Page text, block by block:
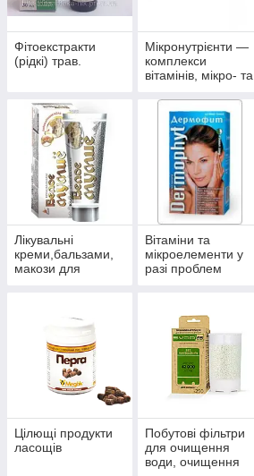
Фітоекстракти
(рідкі) трав.
Мікронутрієнти —
комплекси
вітамінів, мікро- та
Лікувальні
креми,бальзами,
макози для
Вітаміни та
мікроелементи у
разі проблем
Цілющі продукти
ласощів
Побутові фільтри
для очищення
води, очищення